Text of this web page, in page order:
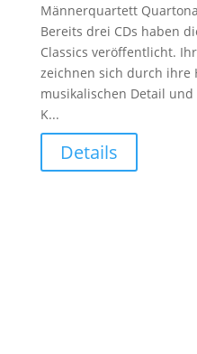
Männerquartett
Bereits drei CDs haben
Classics veröffentlicht.
zeichnen sich durch ihre
musikalischen Detail
K...
Details